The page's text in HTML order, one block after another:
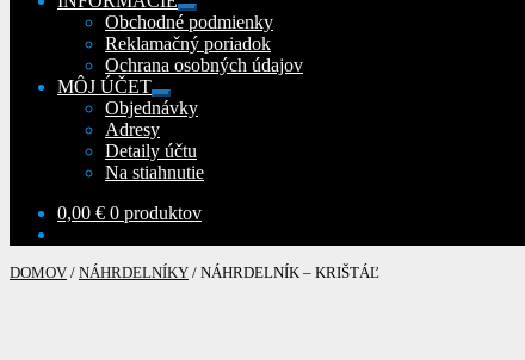
Rozbaliť
podradené
menu
Obchodné podmienky
Reklamačný poriadok
Ochrana osobných údajov
MÔJ ÚČET
Rozbaliť
podradené
Objednávky
Adresy
Detaily účtu
Na stiahnutie
0,00 € 0 produktov
DOMOV / NÁHRDELNÍKY / NÁHRDELNÍK – KRIŠTÁĽ